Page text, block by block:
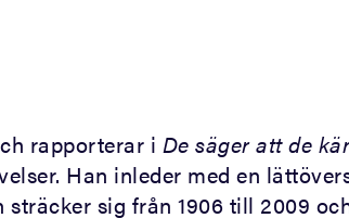
rapporterar i De säger att de
Han inleder med en
sig från 1906 till 2009